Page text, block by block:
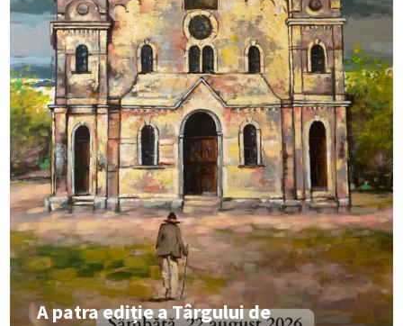
A patra ediție a Târgului de